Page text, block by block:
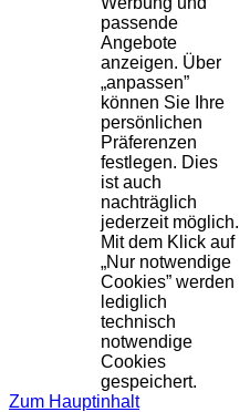
passende
Angebote
anzeigen. Über
„anpassen”
können Sie Ihre
persönlichen
Präferenzen
festlegen. Dies
ist auch
nachträglich
jederzeit möglich.
Mit dem Klick auf
„Nur notwendige
Cookies” werden
lediglich
technisch
notwendige
Cookies
gespeichert.
Zum Hauptinhalt